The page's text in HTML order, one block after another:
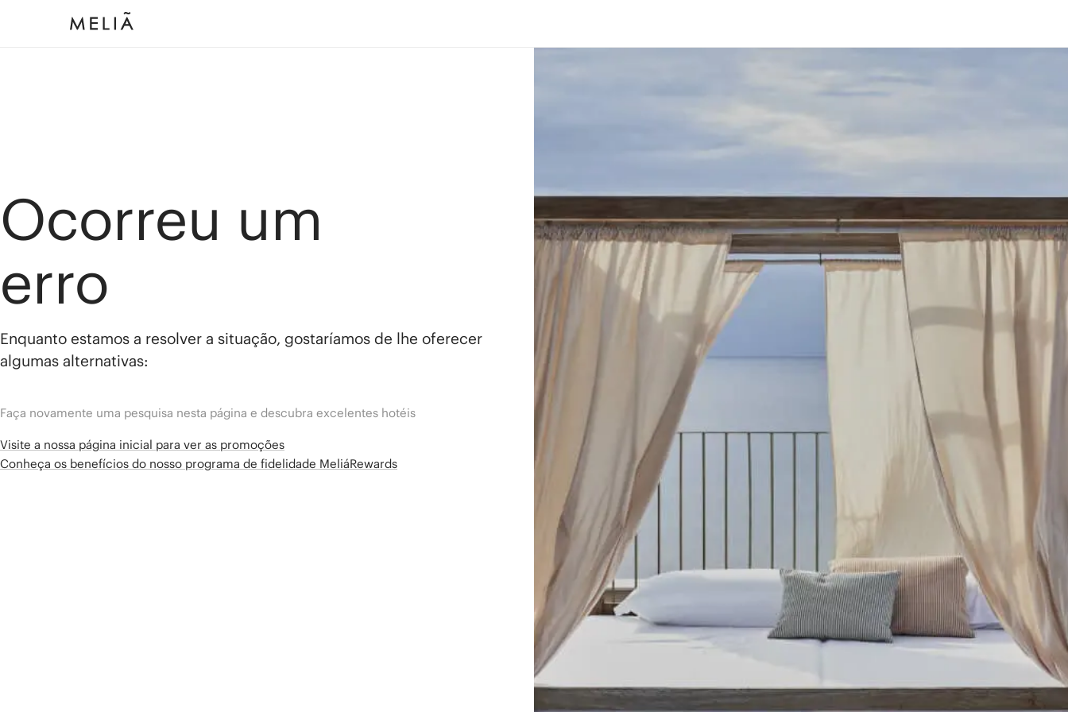
Ocorreu um
erro
Enquanto estamos a resolver a situação, gostaríamos de lhe oferecer
algumas alternativas:
Faça novamente uma pesquisa nesta página e descubra excelentes hotéis
Visite a nossa página inicial para ver as promoções
Conheça os benefícios do nosso programa de fidelidade MeliáRewards